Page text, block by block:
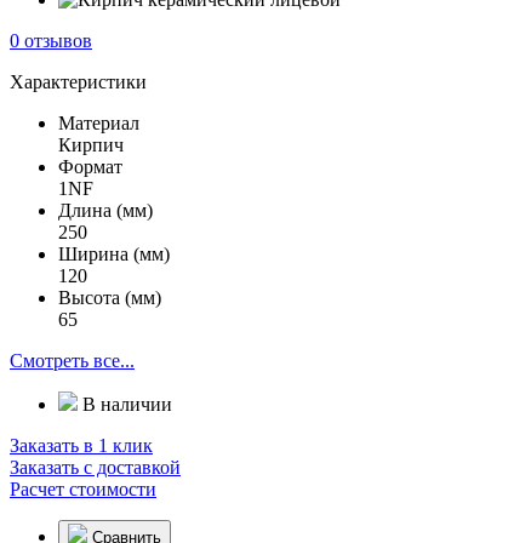
0 отзывов
Характеристики
Материал
Кирпич
Формат
1NF
Длина (мм)
250
Ширина (мм)
120
Высота (мм)
65
Смотреть все...
В наличии
Заказать в 1 клик
Заказать с доставкой
Расчет стоимости
Сравнить